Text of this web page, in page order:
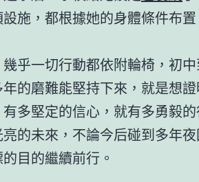
施，都根據她的身體條件布置
乎一切行動都依附輪椅，初
的磨難能堅持下來，就是想
多堅定的信心，就有多勇毅
的未來，不論今后碰到多年
目的繼續前行。